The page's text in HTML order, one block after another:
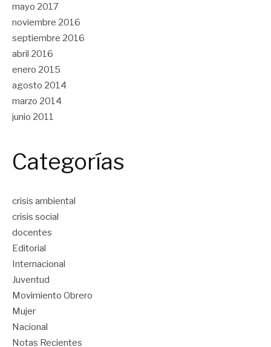
mayo 2017
noviembre 2016
septiembre 2016
abril 2016
enero 2015
agosto 2014
marzo 2014
junio 2011
Categorías
crisis ambiental
crisis social
docentes
Editorial
Internacional
Juventud
Movimiento Obrero
Mujer
Nacional
Notas Recientes